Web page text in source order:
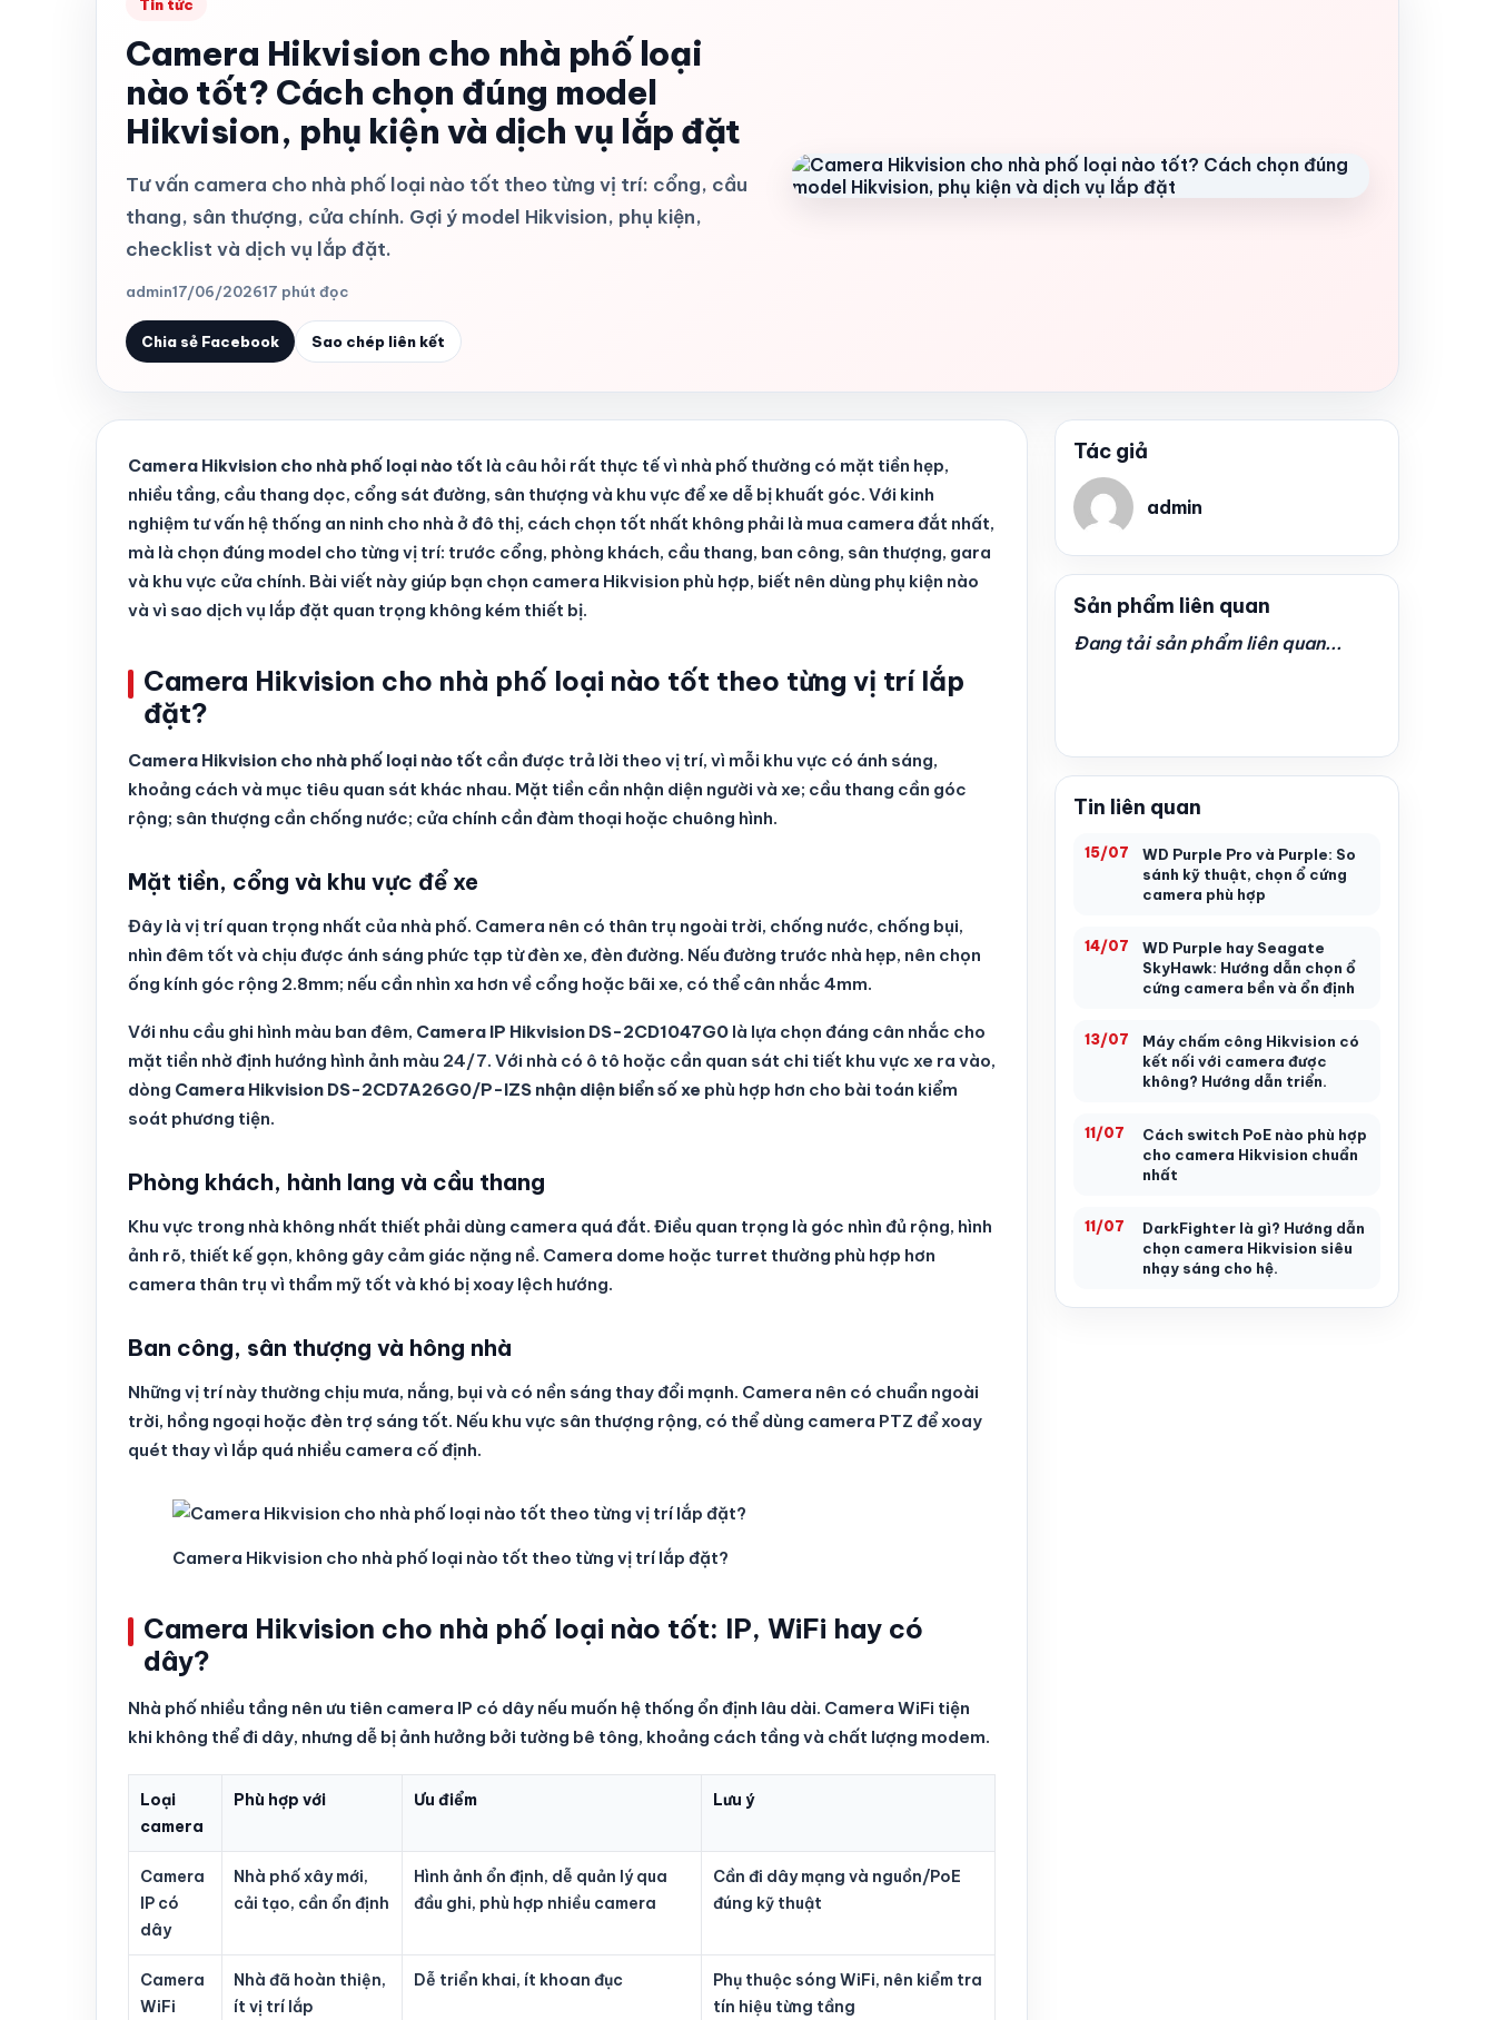
Tin tức
Camera Hikvision cho nhà phố loại
nào tốt? Cách chọn đúng model
Hikvision, phụ kiện và dịch vụ lắp đặt
Tư vấn camera cho nhà phố loại nào tốt theo từng vị trí: cổng, cầu
thang, sân thượng, cửa chính. Gợi ý model Hikvision, phụ kiện,
checklist và dịch vụ lắp đặt.
admin17/06/202617 phút đọc
Chia sẻ Facebook Sao chép liên kết
Camera Hikvision cho nhà phố loại nào tốt là câu hỏi rất thực tế vì nhà phố thường có mặt tiền hẹp,
nhiều tầng, cầu thang dọc, cổng sát đường, sân thượng và khu vực để xe dễ bị khuất góc. Với kinh
nghiệm tư vấn hệ thống an ninh cho nhà ở đô thị, cách chọn tốt nhất không phải là mua camera đắt nhất,
mà là chọn đúng model cho từng vị trí: trước cổng, phòng khách, cầu thang, ban công, sân thượng, gara
và khu vực cửa chính. Bài viết này giúp bạn chọn camera Hikvision phù hợp, biết nên dùng phụ kiện nào
và vì sao dịch vụ lắp đặt quan trọng không kém thiết bị.
Camera Hikvision cho nhà phố loại nào tốt theo từng vị trí lắp
đặt?
Camera Hikvision cho nhà phố loại nào tốt cần được trả lời theo vị trí, vì mỗi khu vực có ánh sáng,
khoảng cách và mục tiêu quan sát khác nhau. Mặt tiền cần nhận diện người và xe; cầu thang cần góc
rộng; sân thượng cần chống nước; cửa chính cần đàm thoại hoặc chuông hình.
Mặt tiền, cổng và khu vực để xe
Đây là vị trí quan trọng nhất của nhà phố. Camera nên có thân trụ ngoài trời, chống nước, chống bụi,
nhìn đêm tốt và chịu được ánh sáng phức tạp từ đèn xe, đèn đường. Nếu đường trước nhà hẹp, nên chọn
ống kính góc rộng 2.8mm; nếu cần nhìn xa hơn về cổng hoặc bãi xe, có thể cân nhắc 4mm.
Với nhu cầu ghi hình màu ban đêm, Camera IP Hikvision DS-2CD1047G0 là lựa chọn đáng cân nhắc cho
mặt tiền nhờ định hướng hình ảnh màu 24/7. Với nhà có ô tô hoặc cần quan sát chi tiết khu vực xe ra vào,
dòng Camera Hikvision DS-2CD7A26G0/P-IZS nhận diện biển số xe phù hợp hơn cho bài toán kiểm
soát phương tiện.
Phòng khách, hành lang và cầu thang
Khu vực trong nhà không nhất thiết phải dùng camera quá đắt. Điều quan trọng là góc nhìn đủ rộng, hình
ảnh rõ, thiết kế gọn, không gây cảm giác nặng nề. Camera dome hoặc turret thường phù hợp hơn
camera thân trụ vì thẩm mỹ tốt và khó bị xoay lệch hướng.
Ban công, sân thượng và hông nhà
Những vị trí này thường chịu mưa, nắng, bụi và có nền sáng thay đổi mạnh. Camera nên có chuẩn ngoài
trời, hồng ngoại hoặc đèn trợ sáng tốt. Nếu khu vực sân thượng rộng, có thể dùng camera PTZ để xoay
quét thay vì lắp quá nhiều camera cố định.
Camera Hikvision cho nhà phố loại nào tốt theo từng vị trí lắp đặt?
Camera Hikvision cho nhà phố loại nào tốt: IP, WiFi hay có
dây?
Nhà phố nhiều tầng nên ưu tiên camera IP có dây nếu muốn hệ thống ổn định lâu dài. Camera WiFi tiện
khi không thể đi dây, nhưng dễ bị ảnh hưởng bởi tường bê tông, khoảng cách tầng và chất lượng modem.
Loại
camera
Phù hợp với Ưu điểm Lưu ý
Camera
IP có
dây
Nhà phố xây mới,
cải tạo, cần ổn định
Hình ảnh ổn định, dễ quản lý qua
đầu ghi, phù hợp nhiều camera
Cần đi dây mạng và nguồn/PoE
đúng kỹ thuật
Camera
WiFi
Nhà đã hoàn thiện,
ít vị trí lắp
Dễ triển khai, ít khoan đục
Phụ thuộc sóng WiFi, nên kiểm tra
tín hiệu từng tầng
Tác giả
admin
Sản phẩm liên quan
Đang tải sản phẩm liên quan...
Tin liên quan
15/07
WD Purple Pro và Purple: So
sánh kỹ thuật, chọn ổ cứng
camera phù hợp
14/07
WD Purple hay Seagate
SkyHawk: Hướng dẫn chọn ổ
cứng camera bền và ổn định
13/07
Máy chấm công Hikvision có
kết nối với camera được
không? Hướng dẫn triển.
11/07
Cách switch PoE nào phù hợp
cho camera Hikvision chuẩn
nhất
11/07
DarkFighter là gì? Hướng dẫn
chọn camera Hikvision siêu
nhạy sáng cho hệ.